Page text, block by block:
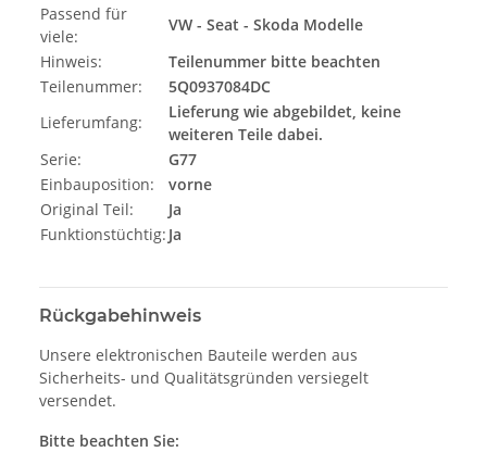
Passend für
viele:
VW - Seat - Skoda Modelle
Hinweis:
Teilenummer bitte beachten
Teilenummer:
5Q0937084DC
Lieferumfang:
Lieferung wie abgebildet, keine
weiteren Teile dabei.
Serie:
G77
Einbauposition:
vorne
Original Teil:
Ja
Funktionstüchtig: Ja
Rückgabehinweis
Unsere elektronischen Bauteile werden aus
Sicherheits- und Qualitätsgründen versiegelt
versendet.
Bitte beachten Sie: